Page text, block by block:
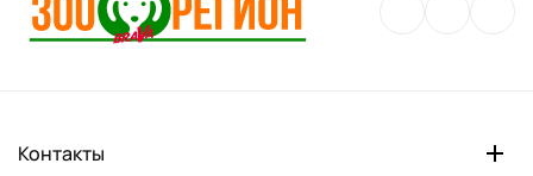
Контакты